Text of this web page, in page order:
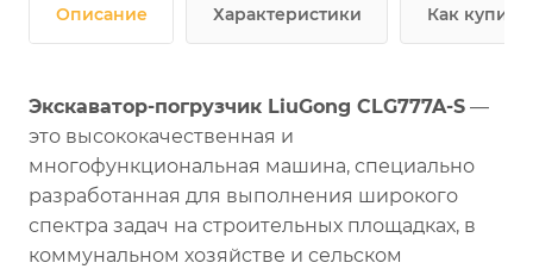
Описание Характеристики Как купить
Экскаватор-погрузчик LiuGong CLG777A-S —
это высококачественная и
многофункциональная машина, специально
разработанная для выполнения широкого
спектра задач на строительных площадках, в
коммунальном хозяйстве и сельском